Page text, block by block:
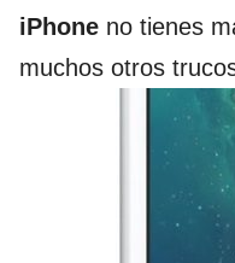
iPhone no tienes
muchos otros